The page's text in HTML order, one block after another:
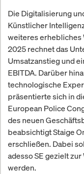
Die Digitalisierung
Künstlicher
weiteres erhebliches
2025 rechnet das
Umsatzanstieg und
EBITDA. Darüber
technologische
präsentierte sich in
European Police
des neuen
beabsichtigt Staige
erschließen. Dabei
adesso SE gezielt
werden.